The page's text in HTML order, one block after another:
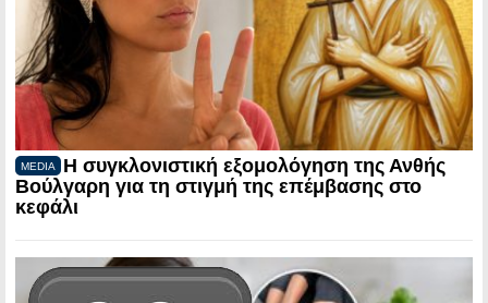
MEDIA
Η συγκλονιστική εξομολόγηση της Ανθής
Βούλγαρη για τη στιγμή της επέμβασης στο
κεφάλι